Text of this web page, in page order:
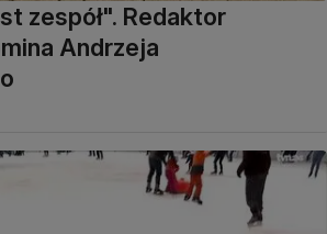
zespół". Redaktor
Andrzeja